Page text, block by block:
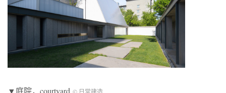
▼庭院，courtyard © 日常建造